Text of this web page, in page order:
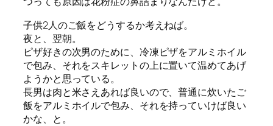
子供2人のご飯をどうするか考えねば。
夜と、翌朝。
ピザ好きの次男のために、冷凍ピザをアルミホイル
で包み、それをスキレットの上に置いて温めてあげ
ようかと思っている。
長男は肉と米さえあれば良いので、普通に炊いたご
飯をアルミホイルで包み、それを持っていけば良い
かな、と。